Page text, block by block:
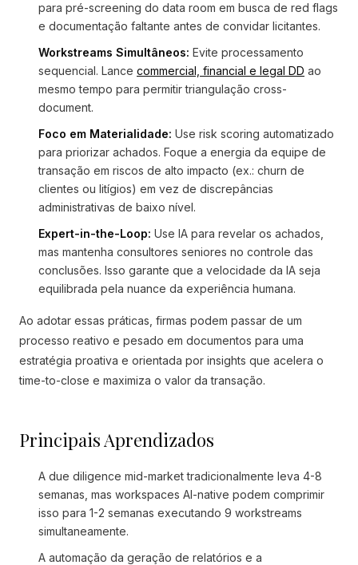
para pré-screening do data room em busca de red flags
e documentação faltante antes de convidar licitantes.
Workstreams Simultâneos: Evite processamento
sequencial. Lance commercial, financial e legal DD ao
mesmo tempo para permitir triangulação cross-
document.
Foco em Materialidade: Use risk scoring automatizado
para priorizar achados. Foque a energia da equipe de
transação em riscos de alto impacto (ex.: churn de
clientes ou litígios) em vez de discrepâncias
administrativas de baixo nível.
Expert-in-the-Loop: Use IA para revelar os achados,
mas mantenha consultores seniores no controle das
conclusões. Isso garante que a velocidade da IA seja
equilibrada pela nuance da experiência humana.
Ao adotar essas práticas, firmas podem passar de um
processo reativo e pesado em documentos para uma
estratégia proativa e orientada por insights que acelera o
time-to-close e maximiza o valor da transação.
Principais Aprendizados
A due diligence mid-market tradicionalmente leva 4-8
semanas, mas workspaces AI-native podem comprimir
isso para 1-2 semanas executando 9 workstreams
simultaneamente.
A automação da geração de relatórios e a